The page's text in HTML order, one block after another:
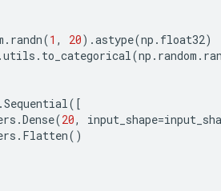
. randn(1 , 20) .astype(np . float32)
.utils . to_categorical(np . random .
.Sequential([
.Dense(20, input_shape=
. Flatten()